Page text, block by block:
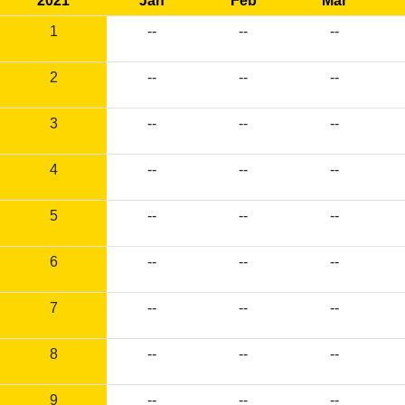
1
-- -- --
2 -- -- --
3 -- -- --
4 -- -- --
5 -- -- --
6 -- -- --
7 -- -- --
8 -- -- --
9 -- -- --